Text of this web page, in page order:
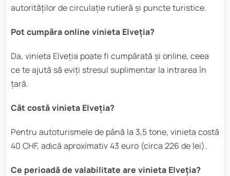
autorităților de circulație rutieră și puncte turistice.
Pot cumpăra online vinieta Elveția?
Da, vinieta Elveția poate fi cumpărată și online, ceea
ce te ajută să eviți stresul suplimentar la intrarea în
țară.
Cât costă vinieta Elveția?
Pentru autoturismele de până la 3,5 tone, vinieta costă
40 CHF, adică aproximativ 43 euro (circa 226 de lei).
Ce perioadă de valabilitate are vinieta Elveția?